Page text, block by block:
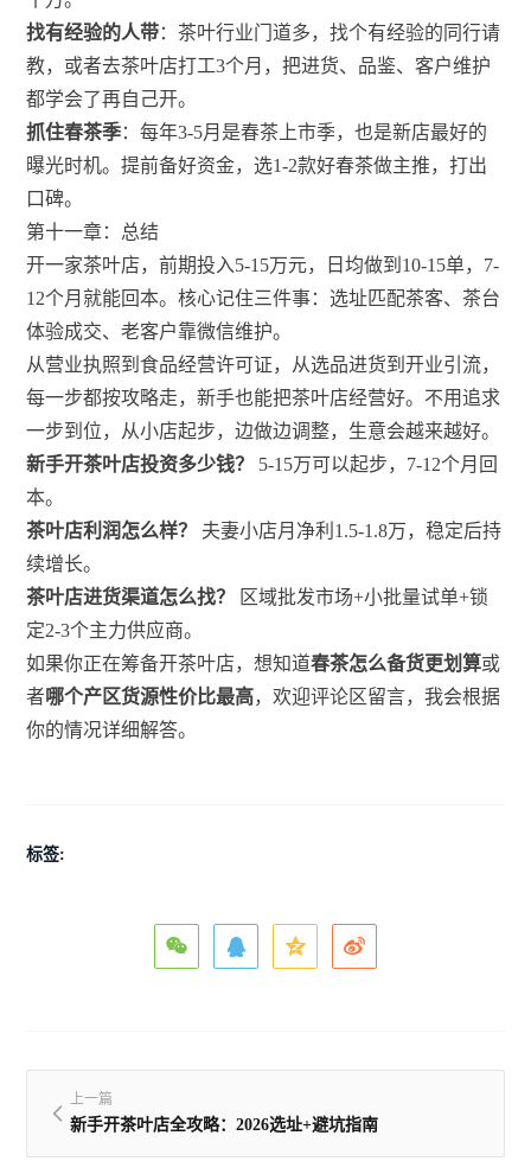
找有经验的人带：茶叶行业门道多，找个有经验的同行请
教，或者去茶叶店打工3个月，把进货、品鉴、客户维护
都学会了再自己开。
抓住春茶季：每年3-5月是春茶上市季，也是新店最好的
曝光时机。提前备好资金，选1-2款好春茶做主推，打出
口碑。
第十一章：总结
开一家茶叶店，前期投入5-15万元，日均做到10-15单，7-
12个月就能回本。核心记住三件事：选址匹配茶客、茶台
体验成交、老客户靠微信维护。
从营业执照到食品经营许可证，从选品进货到开业引流，
每一步都按攻略走，新手也能把茶叶店经营好。不用追求
一步到位，从小店起步，边做边调整，生意会越来越好。
新手开茶叶店投资多少钱？
5-15万可以起步，7-12个月回
本。
茶叶店利润怎么样？
夫妻小店月净利1.5-1.8万，稳定后持
续增长。
茶叶店进货渠道怎么找？
区域批发市场+小批量试单+锁
定2-3个主力供应商。
如果你正在筹备开茶叶店，想知道春茶怎么备货更划算或
者哪个产区货源性价比最高，欢迎评论区留言，我会根据
你的情况详细解答。
标签:
上一篇
新手开茶叶店全攻略：2026选址+避坑指南